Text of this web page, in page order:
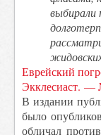
выбирали
Еврейский
Экклесиаст.
В издании
было
обличал